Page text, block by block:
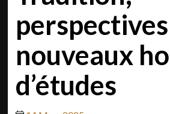
nouveaux
d’études